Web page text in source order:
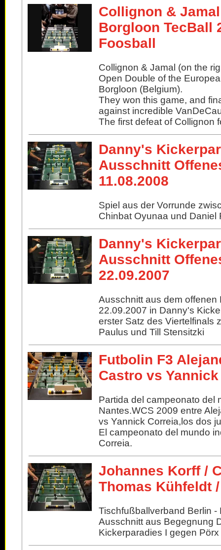
Collignon &
Borgloon TecBall
Foosball
Collignon & Jamal (on the
Open Double of the
Borgloon (Belgium).
They won this game, and
against incredible
The first defeat of Collignon
Danny's
Ausschnitt
11.08.2008
Spiel aus der Vorrunde
Chinbat Oyunaa und Daniel
Danny's
Ausschnitt
22.09.2007
Ausschnitt aus dem offenen
22.09.2007 in Danny's
erster Satz des Viertelfinals
Paulus und Till Stensitzki
Futbolin F3
Castro vs
Partida del campeonato del
Nantes.WCS 2009 entre
vs Yannick Correia,los dos
El campeonato del mundo
Correia.
Johannes Korff /
Thomas Kühfeldt
Tischfußballverband Berlin -
Ausschnitt aus Begegnung
Kickerparadies I gegen